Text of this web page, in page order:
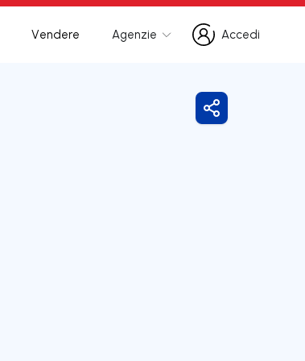
Vendere Agenzie
Accedi
Accedi
Condividi